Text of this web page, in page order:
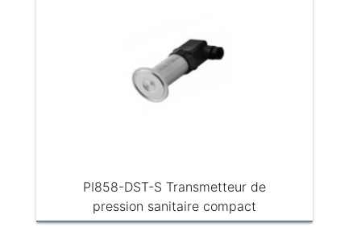
PI858-DST-S Transmetteur de
pression sanitaire compact